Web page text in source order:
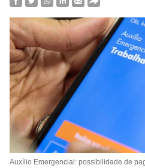
Auxílio Emergencial: possibilidade de